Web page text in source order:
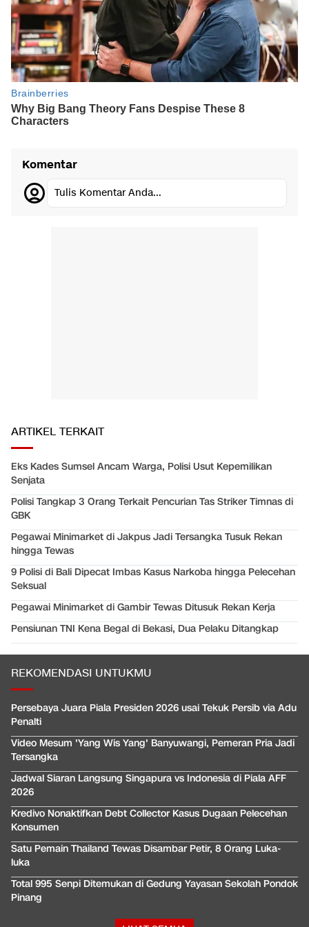
Komentar
Tulis Komentar Anda...
ARTIKEL TERKAIT
Eks Kades Sumsel Ancam Warga, Polisi Usut Kepemilikan
Senjata
Polisi Tangkap 3 Orang Terkait Pencurian Tas Striker Timnas di
GBK
Pegawai Minimarket di Jakpus Jadi Tersangka Tusuk Rekan
hingga Tewas
9 Polisi di Bali Dipecat Imbas Kasus Narkoba hingga Pelecehan
Seksual
Pegawai Minimarket di Gambir Tewas Ditusuk Rekan Kerja
Pensiunan TNI Kena Begal di Bekasi, Dua Pelaku Ditangkap
REKOMENDASI UNTUKMU
Persebaya Juara Piala Presiden 2026 usai Tekuk Persib via Adu
Penalti
Video Mesum 'Yang Wis Yang' Banyuwangi, Pemeran Pria Jadi
Tersangka
Jadwal Siaran Langsung Singapura vs Indonesia di Piala AFF
2026
Kredivo Nonaktifkan Debt Collector Kasus Dugaan Pelecehan
Konsumen
Satu Pemain Thailand Tewas Disambar Petir, 8 Orang Luka-
luka
Total 995 Senpi Ditemukan di Gedung Yayasan Sekolah Pondok
Pinang